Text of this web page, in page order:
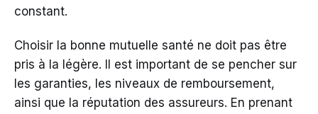
constant.
Choisir la bonne mutuelle santé ne doit pas être
pris à la légère. Il est important de se pencher sur
les garanties, les niveaux de remboursement,
ainsi que la réputation des assureurs. En prenant